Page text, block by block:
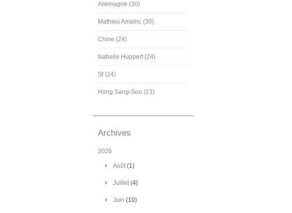
Allemagne (30)
Mathieu Amalric (30)
Chine (24)
Isabelle Huppert (24)
Sf (24)
Hong Sang-Soo (23)
Archives
2026
Août(1)
Juillet(4)
Juin (10)